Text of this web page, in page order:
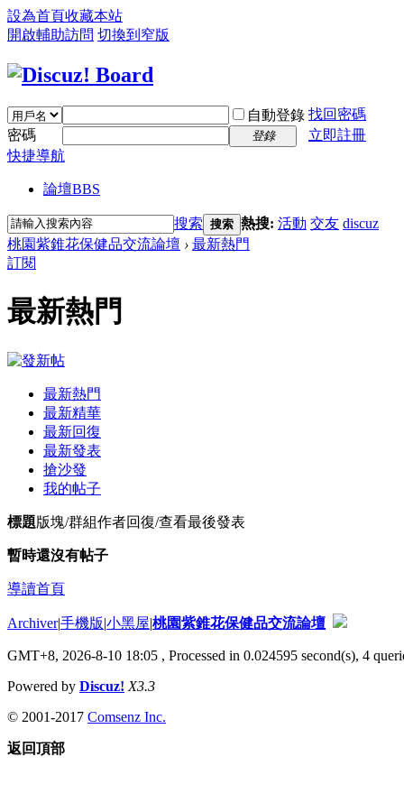
設為首頁收藏本站
開啟輔助訪問 切換到窄版
自動登錄 找回密碼
密碼
登錄
立即註冊
快捷導航
論壇BBS
搜索 搜索 熱搜: 活動 交友 discuz
桃園紫錐花保健品交流論壇 › 最新熱門
訂閱
最新熱門
最新熱門
最新精華
最新回復
最新發表
搶沙發
我的帖子
標題版塊/群組作者回復/查看最後發表
暫時還沒有帖子
導讀首頁
Archiver|手機版|小黑屋|桃園紫錐花保健品交流論壇
GMT+8, 2026-8-10 18:05 , Processed in 0.024595 second(s), 4
Powered by Discuz! X3.3
© 2001-2017 Comsenz Inc.
返回頂部